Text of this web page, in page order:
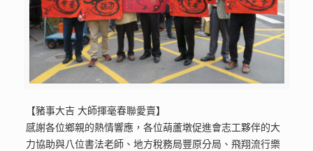
【豬事大吉 大師揮毫春聯愛賣】
感謝各位鄉親的熱情響應，各位葫蘆墩促進會志工夥伴的大
力協助與八位書法老師、地方稅務局豐原分局、飛翔流行樂